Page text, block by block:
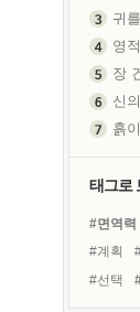
영
장
신
태그로
#면역력
#계획
#선택